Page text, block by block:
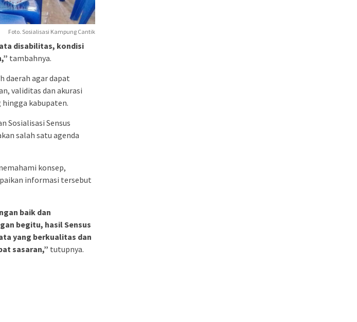
Foto. Sosialisasi Kampung Cantik
disabilitas, kondisi
tambahnya.
daerah agar dapat
validitas dan akurasi
kabupaten.
Sosialisasi Sensus
salah satu agenda
konsep,
informasi tersebut
baik dan
begitu, hasil Sensus
yang berkualitas dan
sasaran,” tutupnya.